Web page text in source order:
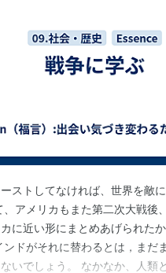
ストしてなければ、世界を敵
アメリカもまた第二次大戦後
に近い形にまとめあげられた
ドがそれに替わるとは，まだ
いでしょう。 なかなか、人類